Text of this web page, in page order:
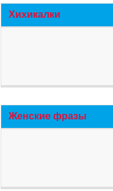
Хихикалки
Женские фразы